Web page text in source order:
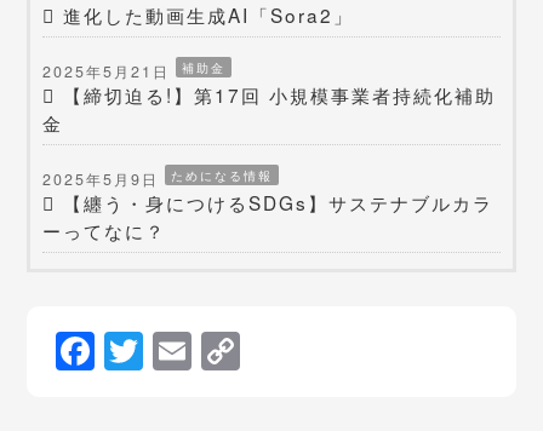
進化した動画生成AI「Sora2」
2025年5月21日 補助金
【締切迫る!】第17回 小規模事業者持続化補助
金
2025年5月9日 ためになる情報
【纏う・身につけるSDGs】サステナブルカラ
ーってなに？
Facebook
Twitter
Email